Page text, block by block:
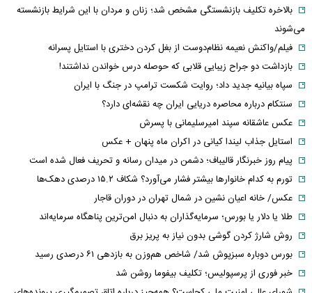
بالاخره تکلیف بازنشستگی مشخص شد؛ زنان و مردان با این شرایط بازنشسته
می‌شوند
فیلم/واکنش نعیمه نظام‌دوست از بغل کردن دختری با استایل پسرانه
بازداشت دو جراح زیبایی قلابی که حوصله درس خواندن نداشتند!
سپاه بیانیه جدید داد؛ روایت شکست ترامپ در جنگ با ایران
سنتکام درباره محاصره دریایی ایران چه نقشه‌ای دارد؟
عکس عاشقانه سپند امیرسلیمانی با پسرش
استایل جذاب لیندا کیانی در اکران ماه پنهان + عکس
پیام روز خبرنگار قالیباف؛ دشمن در میدان رسانه و تحریف فعال شده است
تورم به کدام خانوارها بیشتر فشار می‌آورد؟ شکاف ۱۵.۲ درصدی دهک‌ها
عکس/ خانه اعیان نشین در شمال تهران در دوران قاجار
طلا یا دلار یا بورس؛ سرمایه‌گذاران به دنبال امن‌ترین پناهگاه سرمایه‌اند
روش شارژ کردن گوشی بدون نیاز به پریز برق
بورس دوباره سبزپوش شد/ شاخص هم‌وزن به بازدهی ۶۱ درصدی رسید
خبر فوری از پرسپولیس؛ تکلیف بیفوما روشن شد